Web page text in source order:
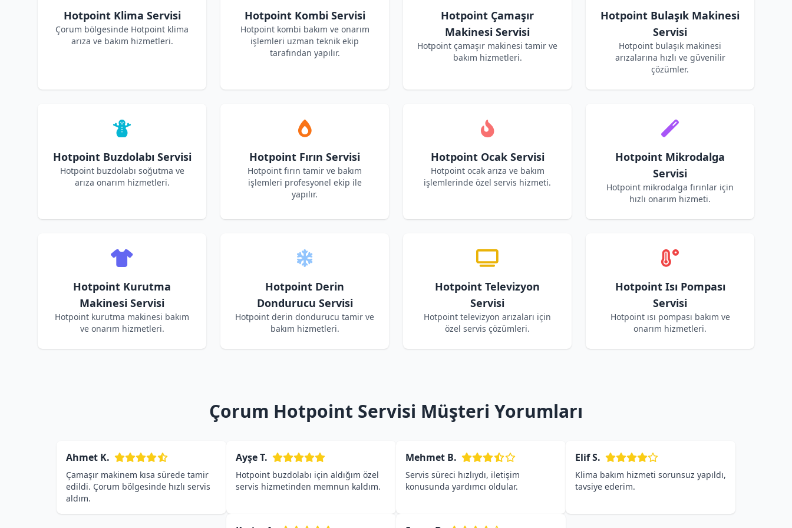
Hotpoint Klima Servisi
Çorum bölgesinde Hotpoint klima
arıza ve bakım hizmetleri.
Hotpoint Kombi Servisi
Hotpoint kombi bakım ve onarım
işlemleri uzman teknik ekip
tarafından yapılır.
Hotpoint Çamaşır
Makinesi Servisi
Hotpoint çamaşır makinesi tamir ve
bakım hizmetleri.
Hotpoint Bulaşık Makinesi
Servisi
Hotpoint bulaşık makinesi
arızalarına hızlı ve güvenilir
çözümler.
Hotpoint Buzdolabı Servisi
Hotpoint buzdolabı soğutma ve
arıza onarım hizmetleri.
Hotpoint Fırın Servisi
Hotpoint fırın tamir ve bakım
işlemleri profesyonel ekip ile
yapılır.
Hotpoint Ocak Servisi
Hotpoint ocak arıza ve bakım
işlemlerinde özel servis hizmeti.
Hotpoint Mikrodalga
Servisi
Hotpoint mikrodalga fırınlar için
hızlı onarım hizmeti.
Hotpoint Kurutma
Makinesi Servisi
Hotpoint kurutma makinesi bakım
ve onarım hizmetleri.
Hotpoint Derin
Dondurucu Servisi
Hotpoint derin dondurucu tamir ve
bakım hizmetleri.
Hotpoint Televizyon
Servisi
Hotpoint televizyon arızaları için
özel servis çözümleri.
Hotpoint Isı Pompası
Servisi
Hotpoint ısı pompası bakım ve
onarım hizmetleri.
Çorum Hotpoint Servisi Müşteri Yorumları
Ahmet K.
Çamaşır makinem kısa sürede tamir
edildi. Çorum bölgesinde hızlı servis
aldım.
Ayşe T.
Hotpoint buzdolabı için aldığım özel
servis hizmetinden memnun kaldım.
Mehmet B.
Servis süreci hızlıydı, iletişim
konusunda yardımcı oldular.
Elif S.
Klima bakım hizmeti sorunsuz yapıldı,
tavsiye ederim.